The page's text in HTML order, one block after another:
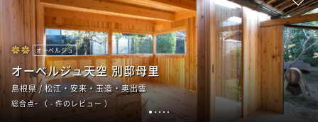
12345
オーベルジュ
オーベルジュ天空 別邸母里
島根県 / 松江・安来・玉造・奥出雲
総合点- （ - 件のレビュー ）